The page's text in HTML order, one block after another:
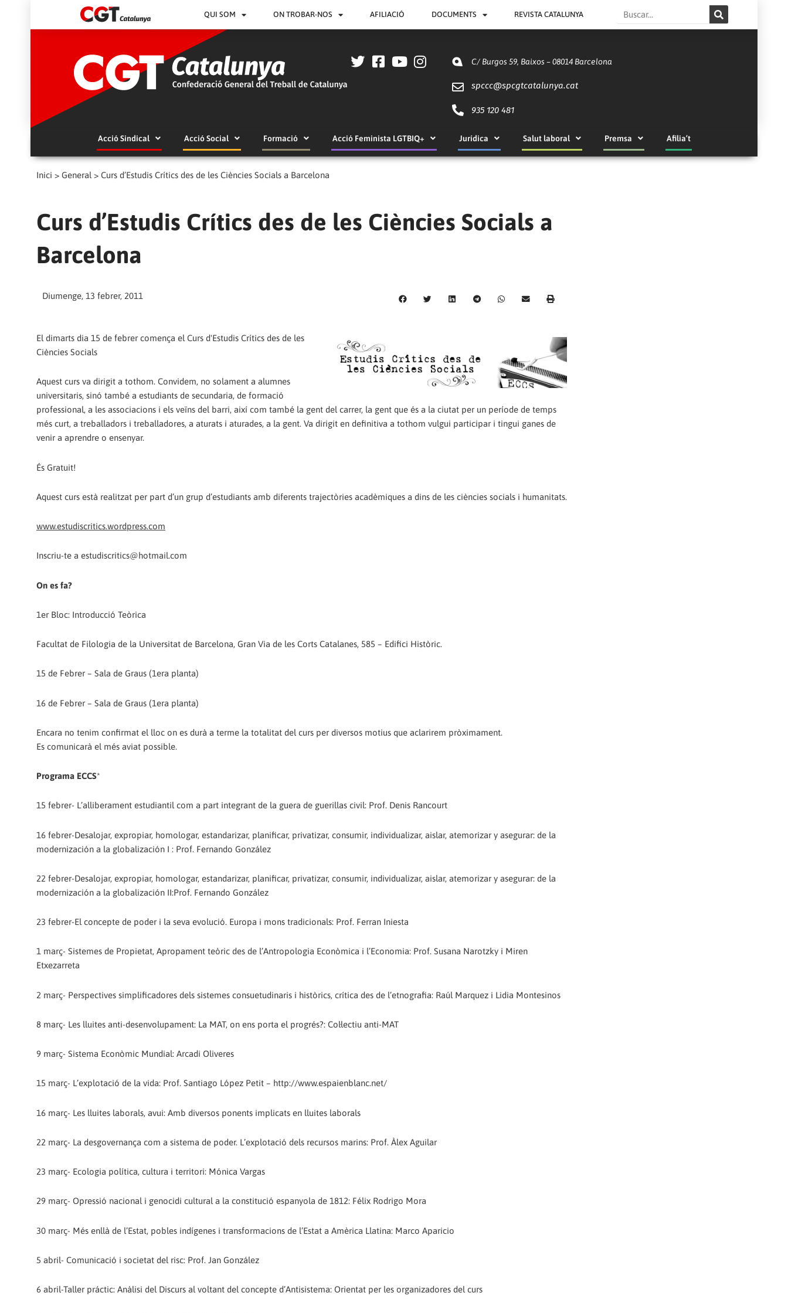
QUI SOM ON TROBAR-NOS AFILIACIÓ DOCUMENTS REVISTA CATALUNYA Search
C/ Burgos 59, Baixos – 08014 Barcelona
spccc@spcgtcatalunya.cat
935 120 481
Acció Sindical Acció Social Formació Acció Feminista LGTBIQ+ Jurídica Salut laboral Premsa Afilia’t
Inici > General > Curs d’Estudis Crítics des de les Ciències Socials a Barcelona
Curs d’Estudis Crítics des de les Ciències Socials a
Barcelona
Diumenge, 13 febrer, 2011
El dimarts dia 15 de febrer comença el Curs d'Estudis Crítics des de les
Ciències Socials
Aquest curs va dirigit a tothom. Convidem, no solament a alumnes
universitaris, sinó també a estudiants de secundaria, de formació
professional, a les associacions i els veïns del barri, així com també la gent del carrer, la gent que és a la ciutat per un període de temps
més curt, a treballadors i treballadores, a aturats i aturades, a la gent. Va dirigit en definitiva a tothom vulgui participar i tingui ganes de
venir a aprendre o ensenyar.
És Gratuit!
Aquest curs està realitzat per part d’un grup d’estudiants amb diferents trajectòries acadèmiques a dins de les ciències socials i humanitats.
www.estudiscritics.wordpress.com
Inscriu-te a estudiscritics@hotmail.com
On es fa?
1er Bloc: Introducció Teòrica
Facultat de Filologia de la Universitat de Barcelona, Gran Via de les Corts Catalanes, 585 – Edifici Històric.
15 de Febrer – Sala de Graus (1era planta)
16 de Febrer – Sala de Graus (1era planta)
Encara no tenim confirmat el lloc on es durà a terme la totalitat del curs per diversos motius que aclarirem pròximament.
Es comunicarà el més aviat possible.
Programa ECCS*
15 febrer- L’alliberament estudiantil com a part integrant de la guera de guerillas civil: Prof. Denis Rancourt
16 febrer-Desalojar, expropiar, homologar, estandarizar, planificar, privatizar, consumir, individualizar, aislar, atemorizar y asegurar: de la
modernización a la globalización I : Prof. Fernando González
22 febrer-Desalojar, expropiar, homologar, estandarizar, planificar, privatizar, consumir, individualizar, aislar, atemorizar y asegurar: de la
modernización a la globalización II:Prof. Fernando González
23 febrer-El concepte de poder i la seva evolució. Europa i mons tradicionals: Prof. Ferran Iniesta
1 març- Sistemes de Propietat, Apropament teòric des de l’Antropologia Econòmica i l’Economia: Prof. Susana Narotzky i Miren
Etxezarreta
2 març- Perspectives simplificadores dels sistemes consuetudinaris i històrics, crítica des de l’etnografia: Raúl Marquez i Lidia Montesinos
8 març- Les lluites anti-desenvolupament: La MAT, on ens porta el progrés?: Col·lectiu anti-MAT
9 març- Sistema Econòmic Mundial: Arcadi Oliveres
15 març- L’explotació de la vida: Prof. Santiago López Petit – http://www.espaienblanc.net/
16 març- Les lluites laborals, avui: Amb diversos ponents implicats en lluites laborals
22 març- La desgovernança com a sistema de poder. L’explotació dels recursos marins: Prof. Àlex Aguilar
23 març- Ecologia política, cultura i territori: Mónica Vargas
29 març- Opressió nacional i genocidi cultural a la constitució espanyola de 1812: Félix Rodrigo Mora
30 març- Més enllà de l’Estat, pobles indígenes i transformacions de l’Estat a Amèrica Llatina: Marco Aparicio
5 abril- Comunicació i societat del risc: Prof. Jan González
6 abril-Taller práctic: Anàlisi del Discurs al voltant del concepte d’Antisistema: Orientat per les organizadores del curs